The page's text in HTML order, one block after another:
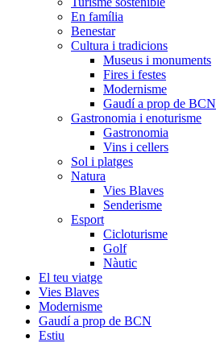
En família
Benestar
Cultura i tradicions
Museus i monuments
Fires i festes
Modernisme
Gaudí a prop de BCN
Gastronomia i enoturisme
Gastronomia
Vins i cellers
Sol i platges
Natura
Vies Blaves
Senderisme
Esport
Cicloturisme
Golf
Nàutic
El teu viatge
Vies Blaves
Modernisme
Gaudí a prop de BCN
Estiu